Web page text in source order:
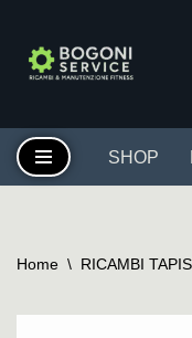
Vai
SHOP
Home \ RICAMBI